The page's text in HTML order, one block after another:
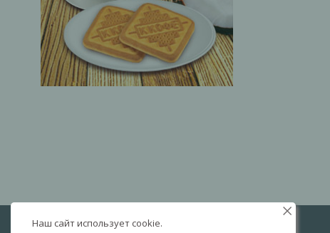
Наш сайт использует cookie.